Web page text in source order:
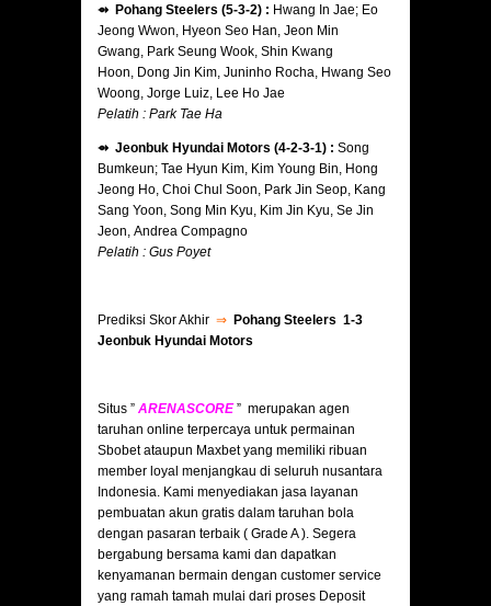
⇴ Pohang Steelers (5-3-2) : Hwang In Jae; Eo
Jeong Wwon, Hyeon Seo Han, Jeon Min
Gwang, Park Seung Wook, Shin Kwang
Hoon, Dong Jin Kim, Juninho Rocha, Hwang Seo
Woong, Jorge Luiz, Lee Ho Jae
Pelatih : Park Tae Ha
⇴ Jeonbuk Hyundai Motors (4-2-3-1) : Song
Bumkeun; Tae Hyun Kim, Kim Young Bin, Hong
Jeong Ho, Choi Chul Soon, Park Jin Seop, Kang
Sang Yoon, Song Min Kyu, Kim Jin Kyu, Se Jin
Jeon, Andrea Compagno
Pelatih : Gus Poyet
Prediksi Skor Akhir ⇒ Pohang Steelers 1-3
Jeonbuk Hyundai Motors
Situs ” ARENASCORE” merupakan agen
taruhan online terpercaya untuk permainan
Sbobet ataupun Maxbet yang memiliki ribuan
member loyal menjangkau di seluruh nusantara
Indonesia. Kami menyediakan jasa layanan
pembuatan akun gratis dalam taruhan bola
dengan pasaran terbaik ( Grade A ). Segera
bergabung bersama kami dan dapatkan
kenyamanan bermain dengan customer service
yang ramah tamah mulai dari proses Deposit